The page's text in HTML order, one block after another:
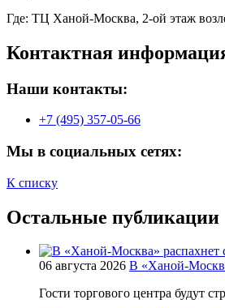
Где: ТЦ Ханой-Москва, 2-ой этаж
Контактная
Наши контакты:
+7 (495) 357-05-66
Мы в социальных сетях:
К списку
Остальные публикации
06 августа 2026 В «Ханой-
Гости торгового центра будут